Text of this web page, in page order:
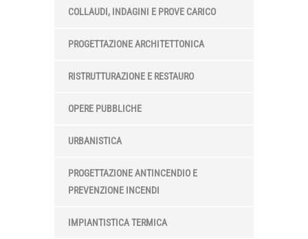
COLLAUDI, INDAGINI E PROVE CARICO
PROGETTAZIONE ARCHITETTONICA
RISTRUTTURAZIONE E RESTAURO
OPERE PUBBLICHE
URBANISTICA
PROGETTAZIONE ANTINCENDIO E
PREVENZIONE INCENDI
IMPIANTISTICA TERMICA